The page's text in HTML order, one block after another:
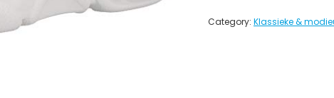
Category: Klassieke &